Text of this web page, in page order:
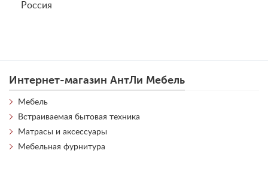
Россия
Интернет-магазин АнтЛи Мебель
Мебель
Встраиваемая бытовая техника
Матрасы и аксессуары
Мебельная фурнитура